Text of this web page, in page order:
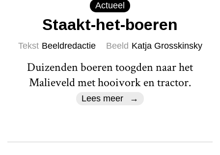
Actueel
Staakt-het-boeren
Tekst Beeldredactie Beeld Katja Grosskinsky
Duizenden boeren toogden naar het
Malieveld met hooivork en tractor.
Lees meer